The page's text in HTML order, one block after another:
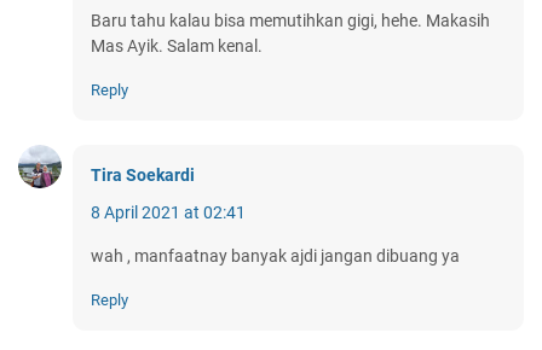
Baru tahu kalau bisa memutihkan gigi, hehe. Makasih
Mas Ayik. Salam kenal.
Reply
Tira Soekardi
8 April 2021 at 02:41
wah , manfaatnay banyak ajdi jangan dibuang ya
Reply